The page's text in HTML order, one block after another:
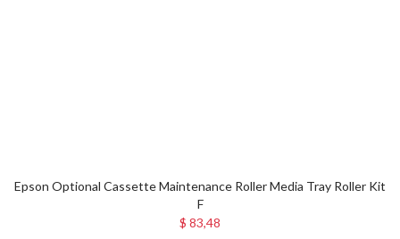
Epson Optional Cassette Maintenance Roller Media Tray Roller Kit
F
$ 83,48